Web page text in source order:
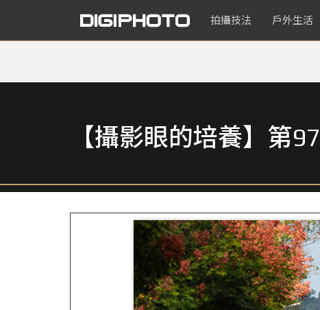
拍攝技法 戶外生活
【攝影眼的培養】第